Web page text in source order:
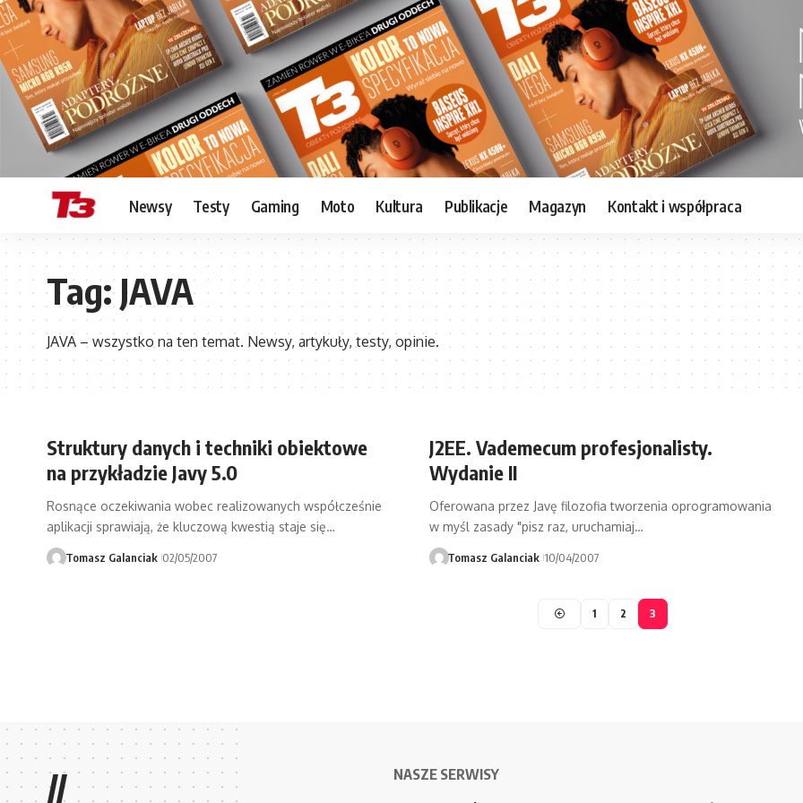
Newsy Testy Gaming Moto Kultura Publikacje Magazyn Kontakt i współpraca
Tag:JAVA
JAVA – wszystko na ten temat. Newsy, artykuły, testy, opinie.
Struktury danych i techniki obiektowe
na przykładzie Javy 5.0
Rosnące oczekiwania wobec realizowanych współcześnie
aplikacji sprawiają, że kluczową kwestią staje się…
Tomasz Galanciak 02/05/2007
J2EE. Vademecum profesjonalisty.
Wydanie II
Oferowana przez Javę filozofia tworzenia oprogramowania
w myśl zasady "pisz raz, uruchamiaj…
Tomasz Galanciak 10/04/2007
1 2 3
// NASZE SERWISY